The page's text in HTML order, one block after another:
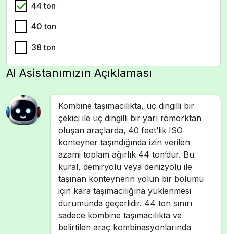
44 ton
40 ton
38 ton
AI Asistanımızın Açıklaması
Kombine taşımacılıkta, üç dingilli bir
çekici ile üç dingilli bir yarı römorktan
oluşan araçlarda, 40 feet’lik ISO
konteyner taşındığında izin verilen
azami toplam ağırlık 44 ton’dur. Bu
kural, demiryolu veya denizyolu ile
taşınan konteynerin yolun bir bölümü
için kara taşımacılığına yüklenmesi
durumunda geçerlidir. 44 ton sınırı
sadece kombine taşımacılıkta ve
belirtilen araç kombinasyonlarında